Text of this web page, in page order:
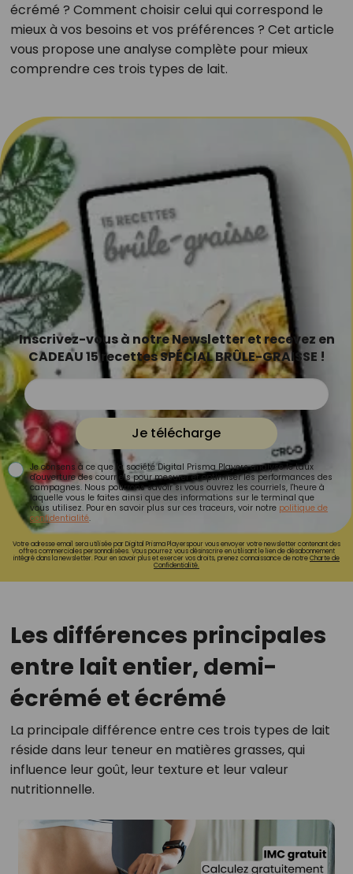
écrémé ? Comment choisir celui qui correspond le
mieux à vos besoins et vos préférences ? Cet article
vous propose une analyse complète pour mieux
comprendre ces trois types de lait.
Inscrivez-vous à notre Newsletter et recevez en
CADEAU 15 recettes SPÉCIAL BRÛLE-GRAISSE !
Je télécharge
Je consens à ce que la société Digital Prisma Players analyse le taux
d'ouverture des courriels pour mesurer et optimiser les performances des
campagnes. Nous pourrons savoir si vous ouvrez les courriels, l'heure à
laquelle vous le faites ainsi que des informations sur le terminal que
vous utilisez. Pour en savoir plus sur ces traceurs, voir notre politique de
confidentialité.
Votre adresse email sera utilisée par Digital Prisma Playerspour vous envoyer votre newsletter contenant des
offres commerciales personnalisées. Vous pourrez vous désinscrire en utilisant le lien de désabonnement
intégré dans la newsletter. Pour en savoir plus et exercer vos droits, prenez connaissance de notreCharte de
Confidentialité.
Les différences principales
entre lait entier, demi-
écrémé et écrémé
La principale différence entre ces trois types de lait
réside dans leur teneur en matières grasses, qui
influence leur goût, leur texture et leur valeur
nutritionnelle.